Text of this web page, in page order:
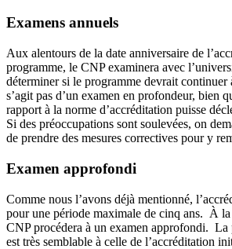
Examens annuels
Aux alentours de la date anniversaire de
programme, le CNP examinera avec
déterminer si le programme devrait
s’agit pas d’un examen en profondeur, bien
rapport à la norme d’accréditation puisse
Si des préoccupations sont soulevées, on
de prendre des mesures correctives pour y
Examen approfondi
Comme nous l’avons déjà mentionné,
pour une période maximale de cinq ans. À
CNP procédera à un examen approfondi. La
est très semblable à celle de l’accréditation